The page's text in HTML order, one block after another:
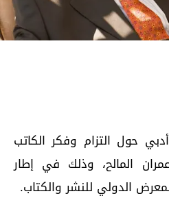
حول التزام وفكر الكاتب
المالح، وذلك في إطار
الدولي للنشر والكتاب.